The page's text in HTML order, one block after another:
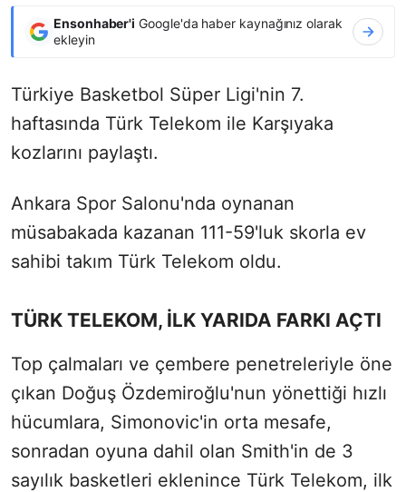
Ensonhaber'i Google'da haber kaynağınız olarak
ekleyin
Türkiye Basketbol Süper Ligi'nin 7.
haftasında Türk Telekom ile Karşıyaka
kozlarını paylaştı.
Ankara Spor Salonu'nda oynanan
müsabakada kazanan 111-59'luk skorla ev
sahibi takım Türk Telekom oldu.
TÜRK TELEKOM, İLK YARIDA FARKI AÇTI
Top çalmaları ve çembere penetreleriyle öne
çıkan Doğuş Özdemiroğlu'nun yönettiği hızlı
hücumlara, Simonovic'in orta mesafe,
sonradan oyuna dahil olan Smith'in de 3
sayılık basketleri eklenince Türk Telekom, ilk